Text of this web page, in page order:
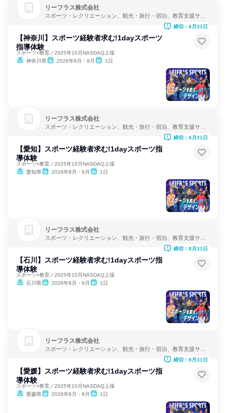
リーフラス株式会社
スポーツ・レクリエーション、観光・旅行・宿泊、教育支援サー
【神奈川】スポーツ経験者求む!1dayスポーツ
指導体験
スポーツ×教育／2025年10月NASDAQ上場
神奈川県
2026年8月・9月 1日
締切：8月31日
リーフラス株式会社
スポーツ・レクリエーション、観光・旅行・宿泊、教育支援サー
【愛知】スポーツ経験者求む!1dayスポーツ指
導体験
スポーツ×教育／2025年10月NASDAQ上場
愛知県
2026年8月・9月 1日
締切：8月31日
リーフラス株式会社
スポーツ・レクリエーション、観光・旅行・宿泊、教育支援サー
【石川】スポーツ経験者求む!1dayスポーツ指
導体験
スポーツ×教育／2025年10月NASDAQ上場
石川県
2026年8月・9月 1日
締切：8月31日
リーフラス株式会社
スポーツ・レクリエーション、観光・旅行・宿泊、教育支援サー
【愛媛】スポーツ経験者求む!1dayスポーツ指
導体験
スポーツ×教育／2025年10月NASDAQ上場
愛媛県
2026年8月・9月 1日
締切：8月31日